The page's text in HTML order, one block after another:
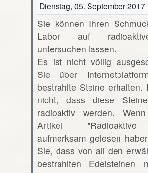
Dienstag, 05. September 2017
Sie können Ihren
Labor auf
untersuchen lassen.
Es ist nicht völlig
Sie über
bestrahlte Steine erhalten.
nicht, dass diese
radioaktiv werden.
Artikel "Radioaktive
aufmerksam gelesen
Sie, dass von all den
bestrahlten Edelsteinen